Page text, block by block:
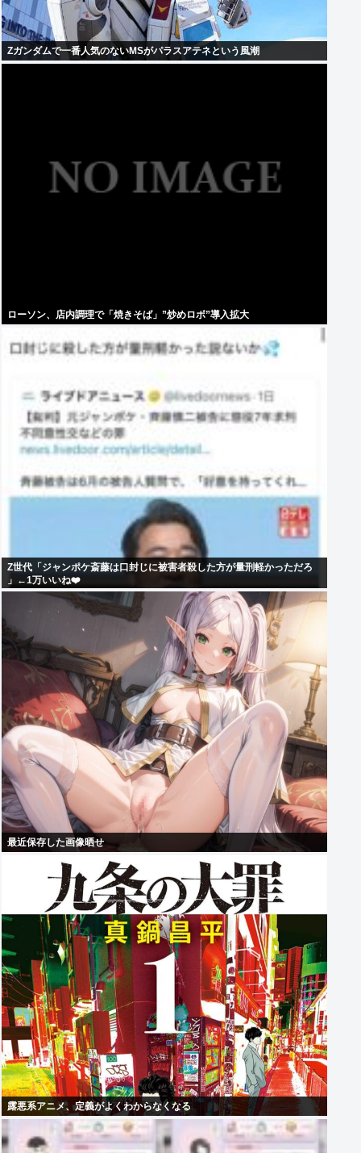
Zガンダムで一番人気のないMSがパラスアテネという風潮
ローソン、店内調理で「焼きそば」”炒めロボ”導入拡大
Z世代「ジャンポケ斎藤は口封じに被害者殺した方が量刑軽かっただろ
」←1万いいね❤️
最近保存した画像晒せ
露悪系アニメ、定義がよくわからなくなる